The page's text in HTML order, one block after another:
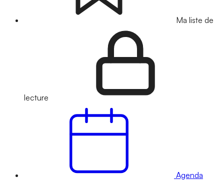
Ma liste de
lecture
Agenda